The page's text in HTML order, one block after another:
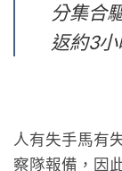
分集合
返約3
人有失手馬有
察隊報備，因